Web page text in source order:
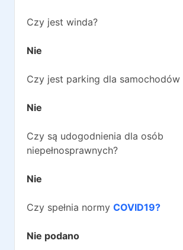
Czy jest winda?
Nie
Czy jest parking dla samochodów
Nie
Czy są udogodnienia dla osób
niepełnosprawnych?
Nie
Czy spełnia normy COVID19?
Nie podano